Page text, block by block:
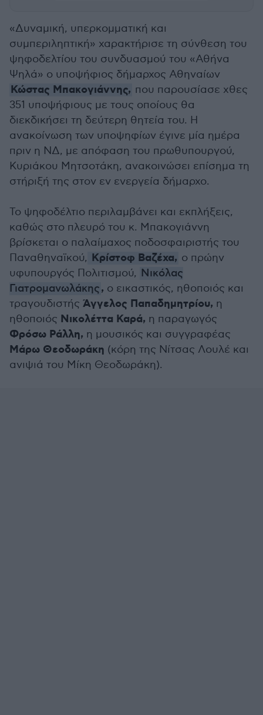
«Δυναμική, υπερκομματική και
συμπεριληπτική» χαρακτήρισε τη σύνθεση του
ψηφοδελτίου του συνδυασμού του «Αθήνα
Ψηλά» ο υποψήφιος δήμαρχος Αθηναίων
Κώστας Μπακογιάννης, που παρουσίασε χθες
351 υποψήφιους με τους οποίους θα
διεκδικήσει τη δεύτερη θητεία του. Η
ανακοίνωση των υποψηφίων έγινε μία ημέρα
πριν η ΝΔ, με απόφαση του πρωθυπουργού,
Κυριάκου Μητσοτάκη, ανακοινώσει επίσημα τη
στήριξή της στον εν ενεργεία δήμαρχο.
Το ψηφοδέλτιο περιλαμβάνει και εκπλήξεις,
καθώς στο πλευρό του κ. Μπακογιάννη
βρίσκεται ο παλαίμαχος ποδοσφαιριστής του
Παναθηναϊκού, Κρίστοφ Βαζέχα, ο πρώην
υφυπουργός Πολιτισμού, Νικόλας
Γιατρομανωλάκης, ο εικαστικός, ηθοποιός και
τραγουδιστής Άγγελος Παπαδημητρίου, η
ηθοποιός Νικολέττα Καρά, η παραγωγός
Φρόσω Ράλλη, η μουσικός και συγγραφέας
Μάρω Θεοδωράκη (κόρη της Νίτσας Λουλέ και
ανιψιά του Μίκη Θεοδωράκη).